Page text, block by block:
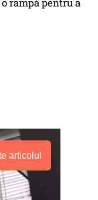
rampă pentru a
articolul